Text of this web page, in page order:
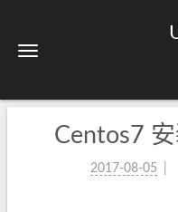
Centos7
2017-08-05